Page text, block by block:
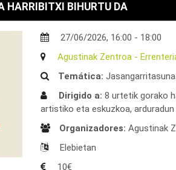
HARRIBITXI BIHURTU DA
27/06/2026, 16:00 - 18:00
Agustinak Zentroa -
Temática: Jasangarritasuna
Dirigido a: 8 urtetik gorako
artistiko eta eskuzkoa,
Organizadores: Agustinak
Elebietan
10€